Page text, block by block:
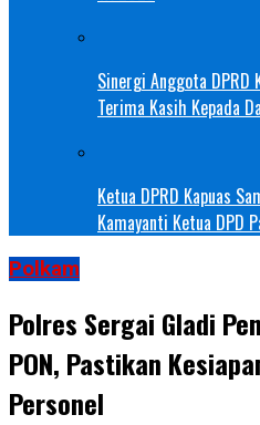
Sinergi Anggota DPRD
Terima Kasih Kepada
Ketua DPRD Kapuas
Kamayanti Ketua DPD
Polkam
Polres Sergai Gladi
PON, Pastikan
Personel